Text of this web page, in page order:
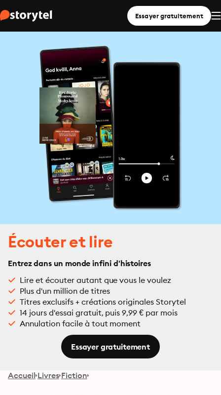
Essayer gratuitement
Écouter et lire
Entrez dans un monde infini d'histoires
Lire et écouter autant que vous le voulez
Plus d'un million de titres
Titres exclusifs + créations originales Storytel
14 jours d'essai gratuit, puis 9,99 € par mois
Annulation facile à tout moment
Essayer gratuitement
Accueil Livres Fiction